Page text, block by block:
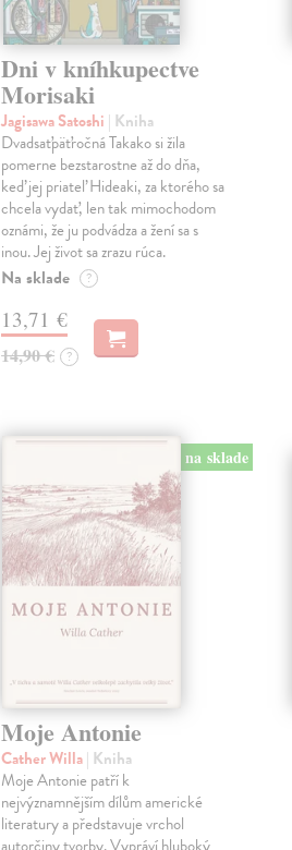
Dni v kníhkupectve
Morisaki
Jagisawa Satoshi | Kniha
Dvadsaťpäťročná Takako si žila
pomerne bezstarostne až do dňa,
keď jej priateľ Hideaki, za ktorého sa
chcela vydať, len tak mimochodom
oznámi, že ju podvádza a žení sa s
inou. Jej život sa zrazu rúca.
Na sklade ?
13,71 €
14,90 € ?
na sklade
Moje Antonie
Cather Willa| Kniha
Moje Antonie patří k
nejvýznamnějším dílům americké
literatury a představuje vrchol